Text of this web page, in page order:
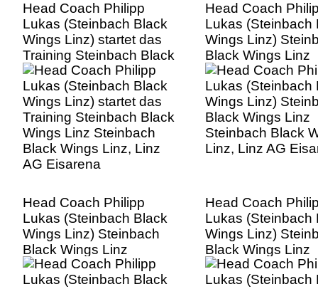
Head Coach Philipp
Lukas (Steinbach Black
Wings Linz) startet das
Training Steinbach Black
Wings Linz Steinbach
Black Wings Linz, Linz
AG Eisarena
Head Coach
Lukas (Steinbach
Wings Linz)
Black Wings Linz
Steinbach Black
Linz, Linz AG
Head Coach Philipp
Lukas (Steinbach Black
Wings Linz) Steinbach
Black Wings Linz
Steinbach Black Wings
Linz, Linz AG Eisarena
Head Coach
Lukas (Steinbach
Wings Linz)
Black Wings Linz
Steinbach Black
Linz, Linz AG